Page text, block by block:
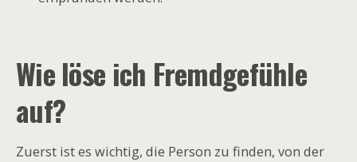
Wie löse ich Fremdgefühle
auf?
Zuerst ist es wichtig, die Person zu finden, von der